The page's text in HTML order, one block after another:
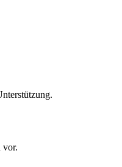
vor.